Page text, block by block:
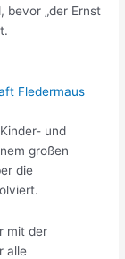
bevor „der Ernst
Fledermaus
und
großen
die
mit der
alle